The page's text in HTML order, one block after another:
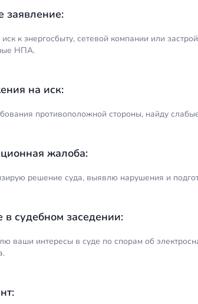
заявление:
к энергосбыту, сетевой компании или
НПА.
на иск:
противоположной стороны, найду
жалоба:
решение суда, выявлю нарушения и
в судебном заседении:
ваши интересы в суде по спорам об